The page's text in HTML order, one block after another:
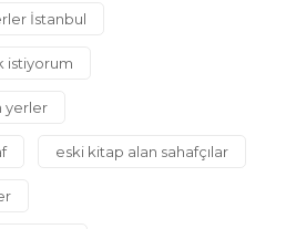
İstanbul
istiyorum
yerler
eski kitap alan sahafçılar